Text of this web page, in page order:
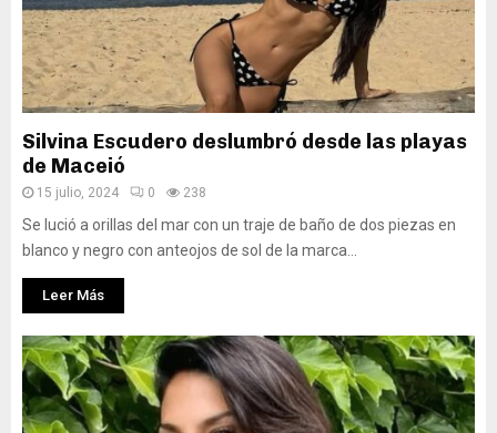
Silvina Escudero deslumbró desde las playas
de Maceió
15 julio, 2024 0 238
Se lució a orillas del mar con un traje de baño de dos piezas en
blanco y negro con anteojos de sol de la marca...
Leer Más